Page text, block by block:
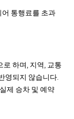
통행료를 초과
하며, 지역, 교통
영되지 않습니다.
제 승차 및 예약